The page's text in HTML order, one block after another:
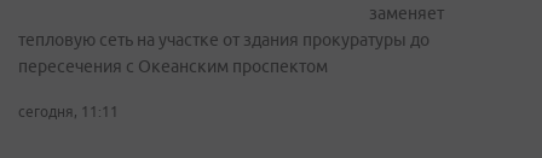
заменяет
тепловую сеть на участке от здания прокуратуры до
пересечения с Океанским проспектом
сегодня, 11:11